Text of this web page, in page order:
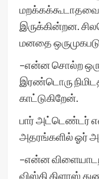
இருக்கின்றன.
மனதை
–என்ன சொல்ற
இரண்டொரு
காட்டுகிறேன்.
பார் அட்டெண்டர்
அதரங்களில் ஓர்
–என்ன
விஸ்கி கிளாஸ்